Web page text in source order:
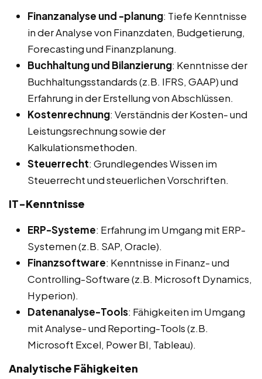
Finanzanalyse und -planung: Tiefe Kenntnisse
in der Analyse von Finanzdaten, Budgetierung,
Forecasting und Finanzplanung.
Buchhaltung und Bilanzierung: Kenntnisse der
Buchhaltungsstandards (z.B. IFRS, GAAP) und
Erfahrung in der Erstellung von Abschlüssen.
Kostenrechnung: Verständnis der Kosten- und
Leistungsrechnung sowie der
Kalkulationsmethoden.
Steuerrecht: Grundlegendes Wissen im
Steuerrecht und steuerlichen Vorschriften.
IT-Kenntnisse
ERP-Systeme: Erfahrung im Umgang mit ERP-
Systemen (z.B. SAP, Oracle).
Finanzsoftware: Kenntnisse in Finanz- und
Controlling-Software (z.B. Microsoft Dynamics,
Hyperion).
Datenanalyse-Tools: Fähigkeiten im Umgang
mit Analyse- und Reporting-Tools (z.B.
Microsoft Excel, Power BI, Tableau).
Analytische Fähigkeiten